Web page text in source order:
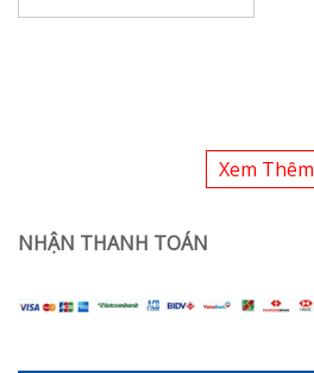
Xem Thêm
NHẬN THANH TOÁN